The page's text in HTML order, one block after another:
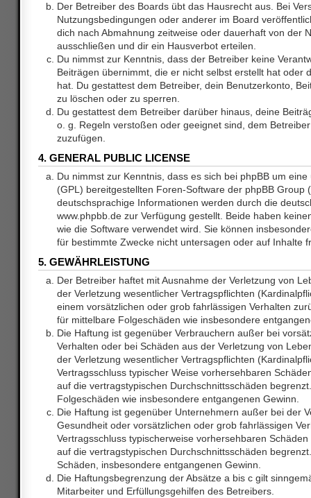
Der Betreiber des Boards übt das Hausrecht aus. Bei
Nutzungsbedingungen oder anderer im Board
dich nach Abmahnung zeitweise oder dauerhaft von der
ausschließen und dir ein Hausverbot erteilen.
Du nimmst zur Kenntnis, dass der Betreiber keine
Beiträgen übernimmt, die er nicht selbst erstellt hat oder
hat. Du gestattest dem Betreiber, dein Benutzerkonto,
zu löschen oder zu sperren.
Du gestattest dem Betreiber darüber hinaus, deine
o. g. Regeln verstoßen oder geeignet sind, dem
zuzufügen.
4. GENERAL PUBLIC LICENSE
Du nimmst zur Kenntnis, dass es sich bei phpBB um
(GPL) bereitgestellten Foren-Software der phpBB Group
deutschsprachige Informationen werden durch die
www.phpbb.de zur Verfügung gestellt. Beide haben
wie die Software verwendet wird. Sie können
für bestimmte Zwecke nicht untersagen oder auf Inhalte
5. GEWÄHRLEISTUNG
Der Betreiber haftet mit Ausnahme der Verletzung von
der Verletzung wesentlicher Vertragspflichten
einem vorsätzlichen oder grob fahrlässigen Verhalten
für mittelbare Folgeschäden wie insbesondere
Die Haftung ist gegenüber Verbrauchern außer bei
Verhalten oder bei Schäden aus der Verletzung von
der Verletzung wesentlicher Vertragspflichten
Vertragsschluss typischer Weise vorhersehbaren
auf die vertragstypischen Durchschnittsschäden
Folgeschäden wie insbesondere entgangenen Gewinn.
Die Haftung ist gegenüber Unternehmern außer bei der
Gesundheit oder vorsätzlichen oder grob fahrlässigen
Vertragsschluss typischerweise vorhersehbaren
auf die vertragstypischen Durchschnittsschäden
Schäden, insbesondere entgangenen Gewinn.
Die Haftungsbegrenzung der Absätze a bis c gilt
Mitarbeiter und Erfüllungsgehilfen des Betreibers.